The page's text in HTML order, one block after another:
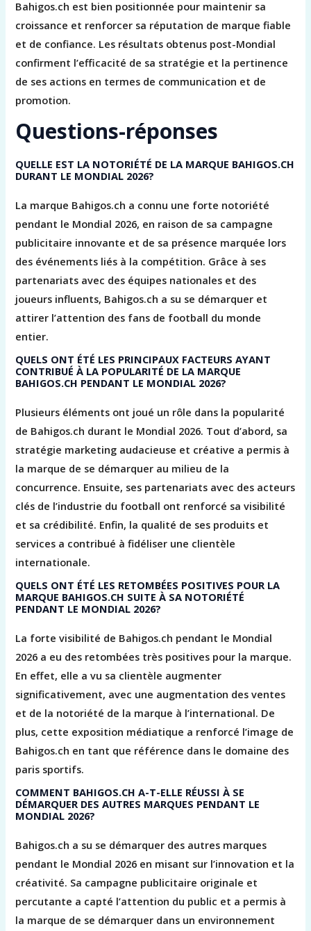
Bahigos.ch est bien positionnée pour maintenir sa
croissance et renforcer sa réputation de marque fiable
et de confiance. Les résultats obtenus post-Mondial
confirment l’efficacité de sa stratégie et la pertinence
de ses actions en termes de communication et de
promotion.
Questions-réponses
QUELLE EST LA NOTORIÉTÉ DE LA MARQUE BAHIGOS.CH
DURANT LE MONDIAL 2026?
La marque Bahigos.ch a connu une forte notoriété
pendant le Mondial 2026, en raison de sa campagne
publicitaire innovante et de sa présence marquée lors
des événements liés à la compétition. Grâce à ses
partenariats avec des équipes nationales et des
joueurs influents, Bahigos.ch a su se démarquer et
attirer l’attention des fans de football du monde
entier.
QUELS ONT ÉTÉ LES PRINCIPAUX FACTEURS AYANT
CONTRIBUÉ À LA POPULARITÉ DE LA MARQUE
BAHIGOS.CH PENDANT LE MONDIAL 2026?
Plusieurs éléments ont joué un rôle dans la popularité
de Bahigos.ch durant le Mondial 2026. Tout d’abord, sa
stratégie marketing audacieuse et créative a permis à
la marque de se démarquer au milieu de la
concurrence. Ensuite, ses partenariats avec des acteurs
clés de l’industrie du football ont renforcé sa visibilité
et sa crédibilité. Enfin, la qualité de ses produits et
services a contribué à fidéliser une clientèle
internationale.
QUELS ONT ÉTÉ LES RETOMBÉES POSITIVES POUR LA
MARQUE BAHIGOS.CH SUITE À SA NOTORIÉTÉ
PENDANT LE MONDIAL 2026?
La forte visibilité de Bahigos.ch pendant le Mondial
2026 a eu des retombées très positives pour la marque.
En effet, elle a vu sa clientèle augmenter
significativement, avec une augmentation des ventes
et de la notoriété de la marque à l’international. De
plus, cette exposition médiatique a renforcé l’image de
Bahigos.ch en tant que référence dans le domaine des
paris sportifs.
COMMENT BAHIGOS.CH A-T-ELLE RÉUSSI À SE
DÉMARQUER DES AUTRES MARQUES PENDANT LE
MONDIAL 2026?
Bahigos.ch a su se démarquer des autres marques
pendant le Mondial 2026 en misant sur l’innovation et la
créativité. Sa campagne publicitaire originale et
percutante a capté l’attention du public et a permis à
la marque de se démarquer dans un environnement